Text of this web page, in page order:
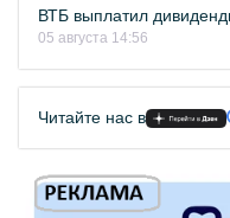
ВТБ выплатил
05 августа 14:56
Читайте нас в